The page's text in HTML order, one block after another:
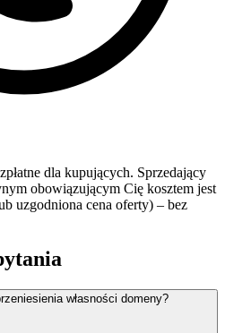
dla kupujących. Sprzedający
obowiązującym Cię kosztem jest
uzgodniona cena oferty) – bez
własności domeny?